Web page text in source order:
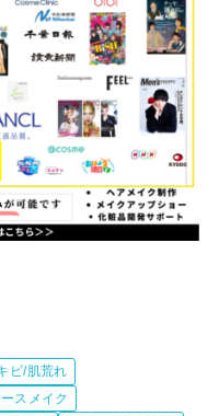
ビ/肌荒れ
スメイク